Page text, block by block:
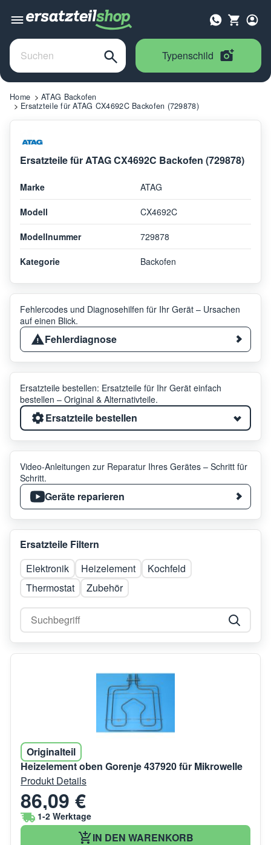
Typenschild
Home
ATAG Backofen
Ersatzteile für ATAG CX4692C Backofen (729878)
Ersatzteile für ATAG CX4692C Backofen (729878)
Marke ATAG
Modell CX4692C
Modellnummer 729878
Kategorie Backofen
Fehlercodes und Diagnosehilfen für Ihr Gerät – Ursachen
auf einen Blick.
Fehlerdiagnose
Ersatzteile bestellen: Ersatzteile für Ihr Gerät einfach
bestellen – Original & Alternativteile.
Ersatzteile bestellen
Video-Anleitungen zur Reparatur Ihres Gerätes – Schritt für
Schritt.
Geräte reparieren
Ersatzteile Filtern
Elektronik
Heizelement
Kochfeld
Thermostat
Zubehör
Originalteil
Heizelement oben Gorenje 437920 für Mikrowelle
Produkt Details
86,09 €
1-2 Werktage
IN DEN WARENKORB